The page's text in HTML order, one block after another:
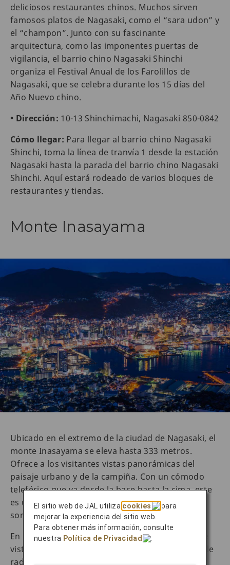
deliciosos restaurantes chinos. Muchos sirven
famosos platos de Nagasaki, como el “sara udon” y
el “champon”. Junto con su fascinante
arquitectura, como las imponentes puertas de
vigilancia, el barrio chino Nagasaki Shinchi
organiza el Festival Anual de los Farolillos de
Nagasaki, que se celebra durante los 15 días del
Año Nuevo chino.
• Dirección: 10-13 Shinchimachi, Nagasaki 850-0842
Cómo llegar: Para llegar al barrio chino Nagasaki
Shinchi, toma la línea de tranvía 1 desde la estación
Nagasaki hasta la parada del barrio chino Nagasaki
Shinchi. Aquí estará rodeado de varios bloques de
restaurantes y tiendas.
Monte Inasayama
Ubicado en el extremo de la ciudad de Nagasaki, el
monte Inasayama se eleva hasta 333 metros.
Ofrece a los visitantes vistas panorámicas del
paisaje urbano y de la campiña. Con un cómodo
teleférico que va desde la base hasta la cima, este
es uno de los mejores lugares para presenciar la
sorprendente belleza de la ciudad.
En la parte superior, un mirador de cristal ofrece
vistas espectaculares de 360 grados. Las torres de
radio y televisión iluminan la cima al anochecer.
El sitio web de JAL utiliza cookies
para
mejorar la experiencia del sitio web.
Para obtener más información, consulte
nuestra Política de Privacidad .